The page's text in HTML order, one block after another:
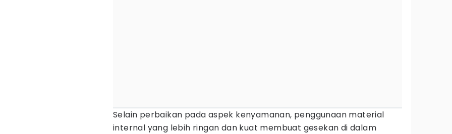
Selain perbaikan pada aspek kenyamanan, penggunaan material
internal yang lebih ringan dan kuat membuat gesekan di dalam